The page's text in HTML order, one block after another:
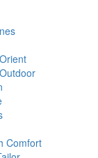
Comfort